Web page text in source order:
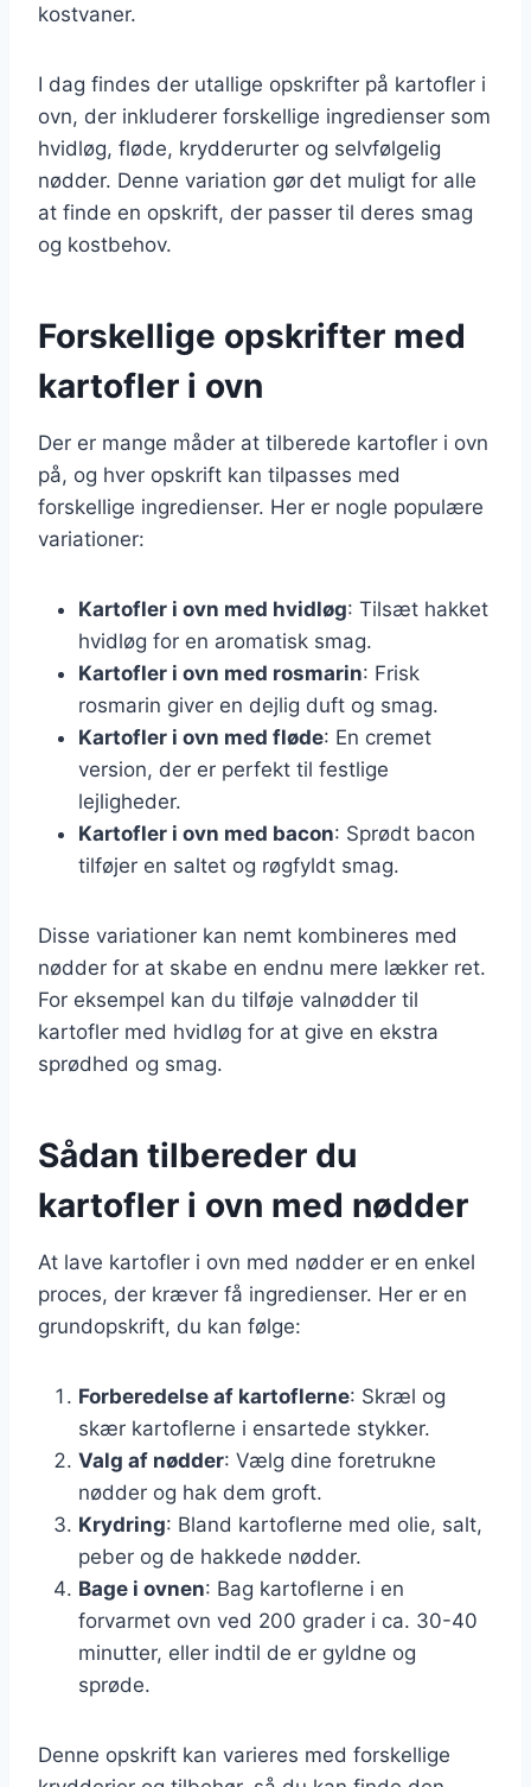
kostvaner.
I dag findes der utallige opskrifter på kartofler i
ovn, der inkluderer forskellige ingredienser som
hvidløg, fløde, krydderurter og selvfølgelig
nødder. Denne variation gør det muligt for alle
at finde en opskrift, der passer til deres smag
og kostbehov.
Forskellige opskrifter med
kartofler i ovn
Der er mange måder at tilberede kartofler i ovn
på, og hver opskrift kan tilpasses med
forskellige ingredienser. Her er nogle populære
variationer:
Kartofler i ovn med hvidløg: Tilsæt hakket
hvidløg for en aromatisk smag.
Kartofler i ovn med rosmarin: Frisk
rosmarin giver en dejlig duft og smag.
Kartofler i ovn med fløde: En cremet
version, der er perfekt til festlige
lejligheder.
Kartofler i ovn med bacon: Sprødt bacon
tilføjer en saltet og røgfyldt smag.
Disse variationer kan nemt kombineres med
nødder for at skabe en endnu mere lækker ret.
For eksempel kan du tilføje valnødder til
kartofler med hvidløg for at give en ekstra
sprødhed og smag.
Sådan tilbereder du
kartofler i ovn med nødder
At lave kartofler i ovn med nødder er en enkel
proces, der kræver få ingredienser. Her er en
grundopskrift, du kan følge:
Forberedelse af kartoflerne: Skræl og
skær kartoflerne i ensartede stykker.
Valg af nødder: Vælg dine foretrukne
nødder og hak dem groft.
Krydring: Bland kartoflerne med olie, salt,
peber og de hakkede nødder.
Bage i ovnen: Bag kartoflerne i en
forvarmet ovn ved 200 grader i ca. 30-40
minutter, eller indtil de er gyldne og
sprøde.
Denne opskrift kan varieres med forskellige